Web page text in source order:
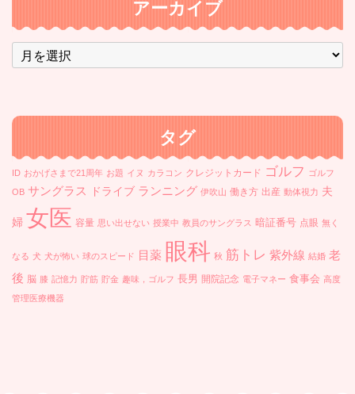
アーカイブ
ア
ー
ブ
タグ
ID おかげさまで21周年 お題 イヌ カラコン クレジットカード ゴルフ ゴルフ
OB サングラス ドライブ ランニング 伊吹山 働き方 出産 動体視力 夫
婦 女医 容量 思い出せない 授業中 教員のサングラス 暗証番号 点眼 無く
なる 犬 犬が怖い 球のスピード 目薬 眼科 秋 筋トレ 紫外線 結婚 老
後 脳 膝 記憶力 貯筋 貯金 趣味，ゴルフ 長男 開院記念 電子マネー 食事会 高度
管理医療機器